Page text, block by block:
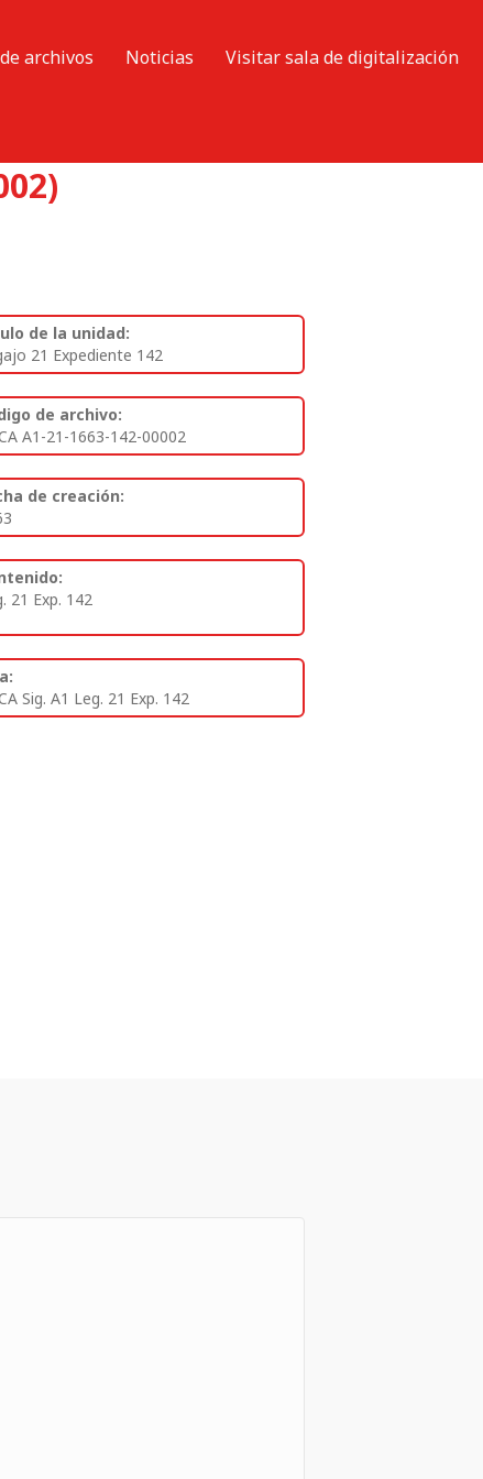
archivos Noticias
Visitar sala de digitalización
de la unidad:
21 Expediente 142
de archivo:
A1-21-1663-142-00002
de creación:
21 Exp. 142
Sig. A1 Leg. 21 Exp. 142